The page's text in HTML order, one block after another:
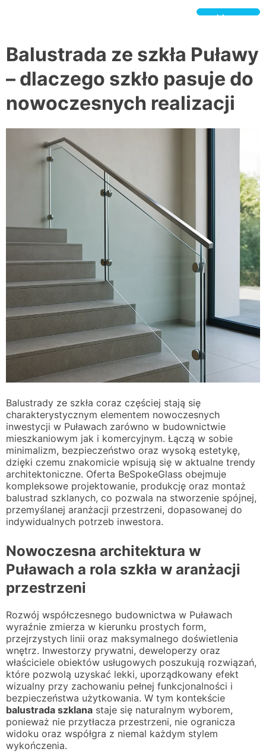
Menu
Balustrada ze szkła Puławy
– dlaczego szkło pasuje do
nowoczesnych realizacji
Balustrady ze szkła coraz częściej stają się
charakterystycznym elementem nowoczesnych
inwestycji w Puławach zarówno w budownictwie
mieszkaniowym jak i komercyjnym. Łączą w sobie
minimalizm, bezpieczeństwo oraz wysoką estetykę,
dzięki czemu znakomicie wpisują się w aktualne trendy
architektoniczne. Oferta BeSpokeGlass obejmuje
kompleksowe projektowanie, produkcję oraz montaż
balustrad szklanych, co pozwala na stworzenie spójnej,
przemyślanej aranżacji przestrzeni, dopasowanej do
indywidualnych potrzeb inwestora.
Nowoczesna architektura w
Puławach a rola szkła w aranżacji
przestrzeni
Rozwój współczesnego budownictwa w Puławach
wyraźnie zmierza w kierunku prostych form,
przejrzystych linii oraz maksymalnego doświetlenia
wnętrz. Inwestorzy prywatni, deweloperzy oraz
właściciele obiektów usługowych poszukują rozwiązań,
które pozwolą uzyskać lekki, uporządkowany efekt
wizualny przy zachowaniu pełnej funkcjonalności i
bezpieczeństwa użytkowania. W tym kontekście
balustrada szklana staje się naturalnym wyborem,
ponieważ nie przytłacza przestrzeni, nie ogranicza
widoku oraz współgra z niemal każdym stylem
wykończenia.